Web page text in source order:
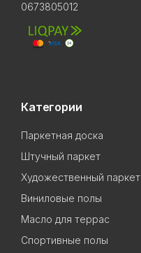
0673805012
Категории
Паркетная доска
Штучный паркет
Художественный паркет
Виниловые полы
Масло для террас
Спортивные полы